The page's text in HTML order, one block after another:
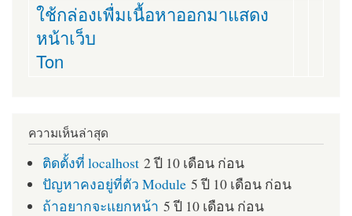
ใช้กล่องเพื่มเนื้อหาออกมาแสดง
หน้าเว็บ
Ton
ความเห็นล่าสุด
ติดตั้งที่ localhost 2 ปี 10 เดือน ก่อน
ปัญหาคงอยู่ที่ตัว Module 5 ปี 10 เดือน ก่อน
ถ้าอยากจะแยกหน้า 5 ปี 10 เดือน ก่อน